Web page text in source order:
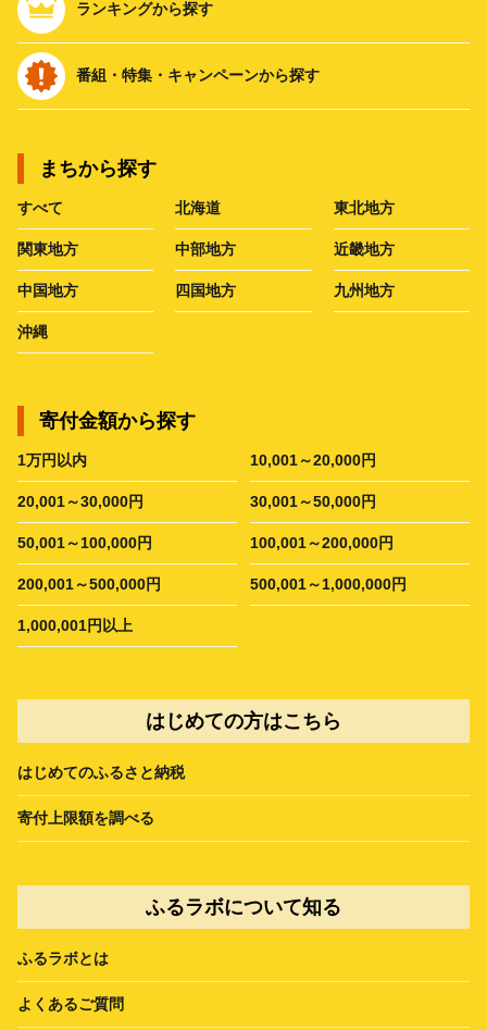
ランキングから探す
番組・特集・キャンペーンから探す
まちから探す
すべて 北海道 東北地方
関東地方 中部地方 近畿地方
中国地方 四国地方 九州地方
沖縄
寄付金額から探す
1万円以内 10,001～20,000円
20,001～30,000円 30,001～50,000円
50,001～100,000円 100,001～200,000円
200,001～500,000円 500,001～1,000,000円
1,000,001円以上
はじめての方はこちら
はじめてのふるさと納税
寄付上限額を調べる
ふるラボについて知る
ふるラボとは
よくあるご質問